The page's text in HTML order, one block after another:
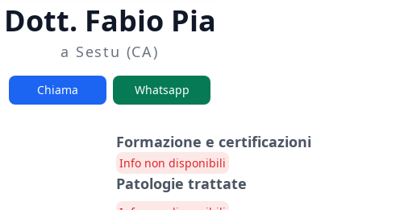
Dott. Fabio Pia
a Sestu (CA)
Chiama Whatsapp
Formazione e certificazioni
Info non disponibili
Patologie trattate